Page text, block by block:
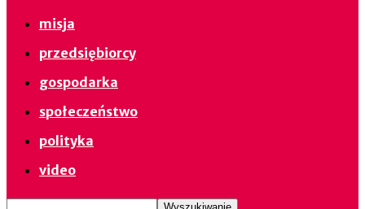
misja
przedsiębiorcy
gospodarka
społeczeństwo
polityka
video